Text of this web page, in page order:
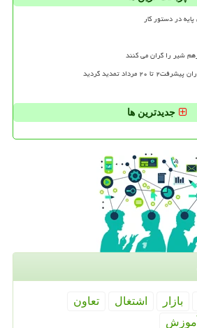
در دستور کار
شیر را گران می کنند
تمدید گردید
جدیدترین ها
بازار اشتغال
تعاون
آموزش